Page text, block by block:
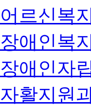
어르신복
장애인복
장애인자
자활지원